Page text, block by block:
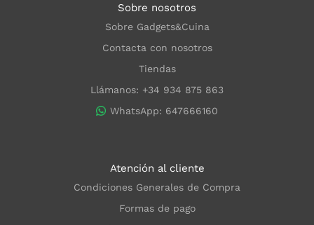
Sobre nosotros
Sobre Gadgets&Cuina
Contacta con nosotros
Tiendas
Llámanos: +34 934 875 863
WhatsApp: 647666160
Atención al cliente
Condiciones Generales de Compra
Formas de pago